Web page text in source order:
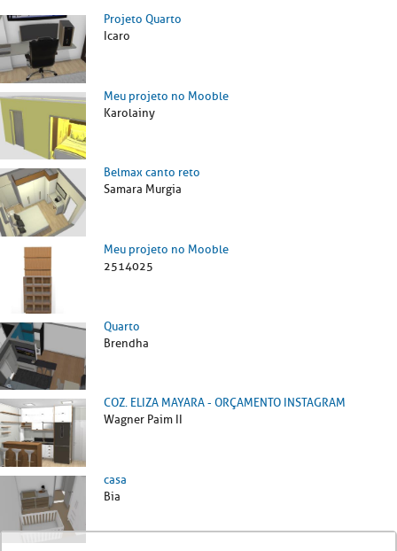
Projeto Quarto
Icaro
Meu projeto no Mooble
Karolainy
Belmax canto reto
Samara Murgia
Meu projeto no Mooble
2514025
Quarto
Brendha
COZ. ELIZA MAYARA - ORÇAMENTO INSTAGRAM
Wagner Paim II
casa
Bia